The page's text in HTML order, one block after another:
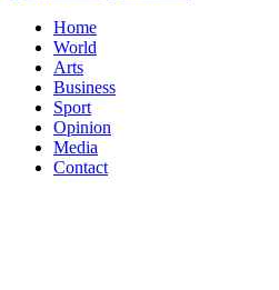
Home
World
Arts
Business
Sport
Opinion
Media
Contact